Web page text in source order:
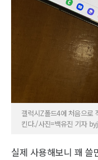
갤럭시Z폴드4에 처음으로
킨다./사진=백유진 기자
실제 사용해보니 꽤 쓸